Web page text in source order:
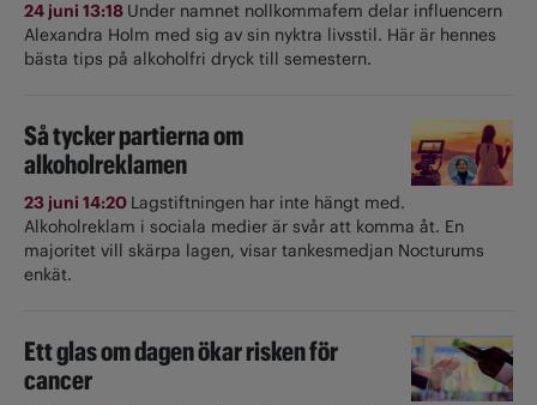
24 juni 13:18 Under namnet nollkommafem delar influencern
Alexandra Holm med sig av sin nyktra livsstil. Här är hennes
bästa tips på alkoholfri dryck till semestern.
Så tycker partierna om
alkoholreklamen
23 juni 14:20 Lagstiftningen har inte hängt med.
Alkoholreklam i sociala medier är svår att komma åt. En
majoritet vill skärpa lagen, visar tankesmedjan Nocturums
enkät.
Ett glas om dagen ökar risken för
cancer